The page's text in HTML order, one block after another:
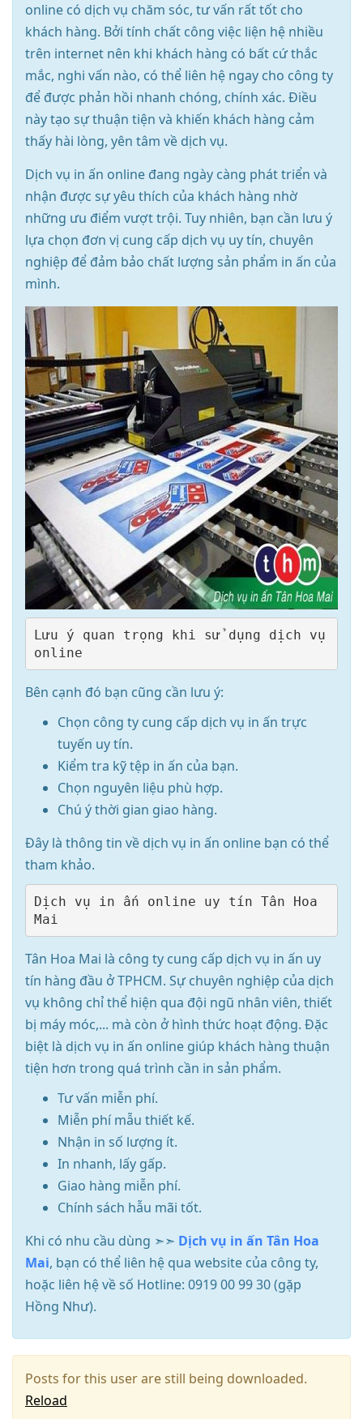
online có dịch vụ chăm sóc, tư vấn rất tốt cho
khách hàng. Bởi tính chất công việc liện hệ nhiều
trên internet nên khi khách hàng có bất cứ thắc
mắc, nghi vấn nào, có thể liên hệ ngay cho công ty
để được phản hồi nhanh chóng, chính xác. Điều
này tạo sự thuận tiện và khiến khách hàng cảm
thấy hài lòng, yên tâm về dịch vụ.
Dịch vụ in ấn online đang ngày càng phát triển và
nhận được sự yêu thích của khách hàng nhờ
những ưu điểm vượt trội. Tuy nhiên, bạn cần lưu ý
lựa chọn đơn vị cung cấp dịch vụ uy tín, chuyên
nghiệp để đảm bảo chất lượng sản phẩm in ấn của
mình.
Lưu ý quan trọng khi sử dụng dịch vụ
Bên cạnh đó bạn cũng cần lưu ý:
Chọn công ty cung cấp dịch vụ in ấn trực
tuyến uy tín.
Kiểm tra kỹ tệp in ấn của bạn.
Chọn nguyên liệu phù hợp.
Chú ý thời gian giao hàng.
Đây là thông tin về dịch vụ in ấn online bạn có thể
tham khảo.
Dịch vụ in ấn online uy tín Tân Hoa
Tân Hoa Mai là công ty cung cấp dịch vụ in ấn uy
tín hàng đầu ở TPHCM. Sự chuyên nghiệp của dịch
vụ không chỉ thể hiện qua đội ngũ nhân viên, thiết
bị máy móc,... mà còn ở hình thức hoạt động. Đặc
biệt là dịch vụ in ấn online giúp khách hàng thuận
tiện hơn trong quá trình cần in sản phẩm.
Tư vấn miễn phí.
Miễn phí mẫu thiết kế.
Nhận in số lượng ít.
In nhanh, lấy gấp.
Giao hàng miễn phí.
Chính sách hẫu mãi tốt.
Khi có nhu cầu dùng ➣➣ Dịch vụ in ấn Tân Hoa
Mai, bạn có thể liên hệ qua website của công ty,
hoặc liên hệ về số Hotline: 0919 00 99 30 (gặp
Hồng Như).
Posts for this user are still being downloaded.
Reload